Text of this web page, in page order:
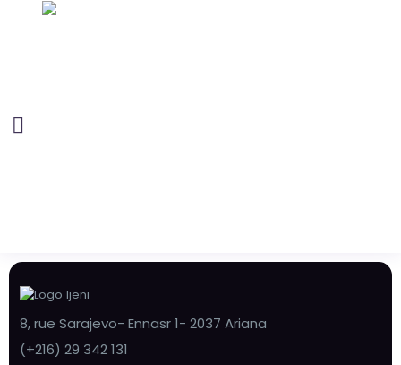
8, rue Sarajevo- Ennasr 1- 2037 Ariana
(+216) 29 342 131